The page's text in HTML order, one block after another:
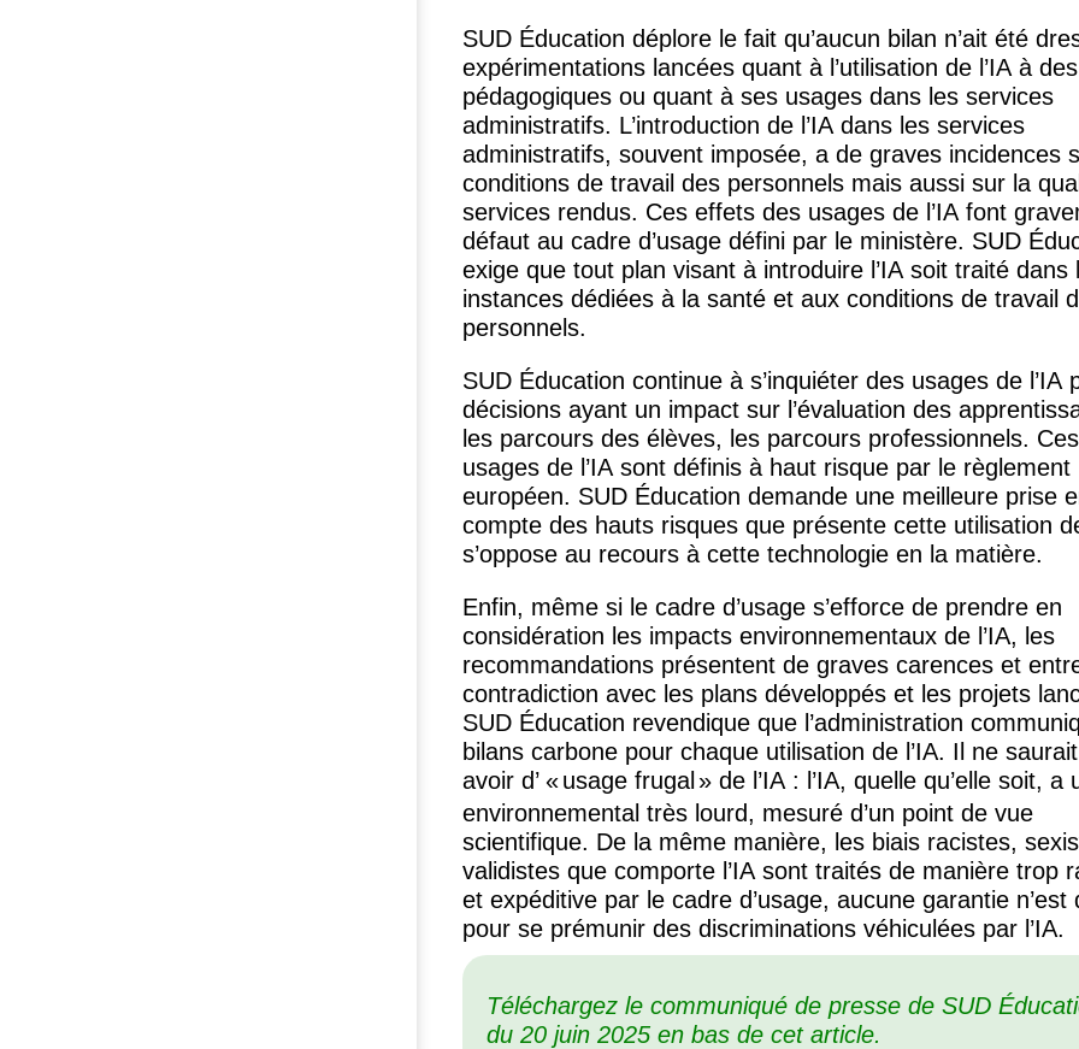
SUD Éducation déplore le fait qu’aucun bilan n’ait été
expérimentations lancées quant à l’utilisation de l’IA à
pédagogiques ou quant à ses usages dans les services
administratifs. L’introduction de l’IA dans les services
administratifs, souvent imposée, a de graves incidences
conditions de travail des personnels mais aussi sur la
services rendus. Ces effets des usages de l’IA font
défaut au cadre d’usage défini par le ministère. SUD
exige que tout plan visant à introduire l’IA soit traité dans
instances dédiées à la santé et aux conditions de travail
personnels.
SUD Éducation continue à s’inquiéter des usages de l’IA
décisions ayant un impact sur l’évaluation des
les parcours des élèves, les parcours professionnels. Ces
usages de l’IA sont définis à haut risque par le règlement
européen. SUD Éducation demande une meilleure prise
compte des hauts risques que présente cette utilisation
s’oppose au recours à cette technologie en la matière.
Enfin, même si le cadre d’usage s’efforce de prendre en
considération les impacts environnementaux de l’IA, les
recommandations présentent de graves carences et
contradiction avec les plans développés et les projets
SUD Éducation revendique que l’administration
bilans carbone pour chaque utilisation de l’IA. Il ne
avoir d’ «usage frugal » de l’IA : l’IA, quelle qu’elle soit, a
environnemental très lourd, mesuré d’un point de vue
scientifique. De la même manière, les biais racistes,
validistes que comporte l’IA sont traités de manière trop
et expéditive par le cadre d’usage, aucune garantie n’est
pour se prémunir des discriminations véhiculées par l’IA.
Téléchargez le communiqué de presse deSUD
du 20 juin 2025 en bas de cet article.